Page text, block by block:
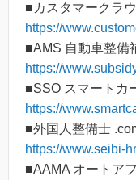
■カスタマークラ
https://
■AMS 自動車整備
https://
■SSO スマートカ
https://
■外国人整備士
https://www.seibi-
■AAMA オートア